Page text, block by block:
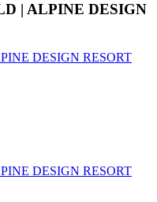
| ALPINE DESIGN
DESIGN RESORT
DESIGN RESORT